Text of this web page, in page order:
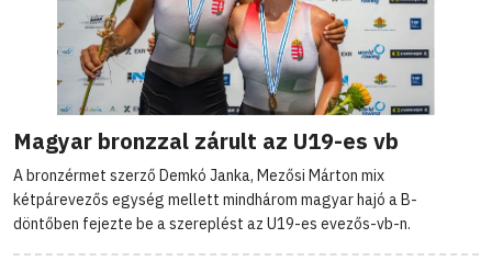
Magyar bronzzal zárult az U19-es vb
A bronzérmet szerző Demkó Janka, Mezősi Márton mix
kétpárevezős egység mellett mindhárom magyar hajó a B-
döntőben fejezte be a szereplést az U19-es evezős-vb-n.